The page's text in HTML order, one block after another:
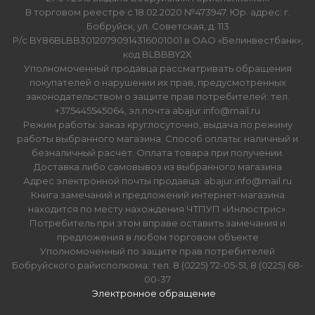
В торговом реестре с 18.02.2020 №473947. Юр. адрес: г.
Бобруйск, ул. Советская, д. 113
Р/с BY86BLBB30120790914316001001 в ОАО «Белинвестбанк»,
код BLBBBY2X
Уполномоченный продавца рассматривать обращения
покупателей о нарушении их прав, предусмотренных
законодательством о защите прав потребителей: тел.
+375445545064, эл.почта abajur.info@mail.ru
Режим работы: заказ круглосуточно, выдача по режиму
работы выбранного магазина. Способ оплаты: наличный и
безналичный расчёт. Оплата товара при получении.
Доставка либо самовывоз из выбранного магазина
Адрес электронной почты продавца: abajur.info@mail.ru
Книга замечаний и предложений интернет-магазина
находится по месту нахождения ЧТПУП «Инлюстрис».
Потребитель при этом вправе оставить замечания и
предложения в любом торговом объекте
Уполномоченный по защите прав потребителей
Бобруйского райисполкома: тел. 8 (0225) 72-05-51, 8 (0225) 68-
00-37
Электронное обращение